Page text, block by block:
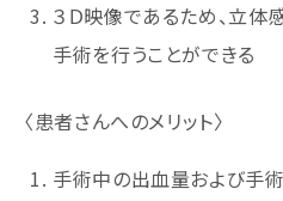
３Ｄ映像であるため、立体
手術を行うことができる
〈患者さんへのメリット〉
手術中の出血量および手